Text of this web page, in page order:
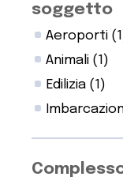
soggetto
Aeroporti
Animali (1)
Edilizia (1)